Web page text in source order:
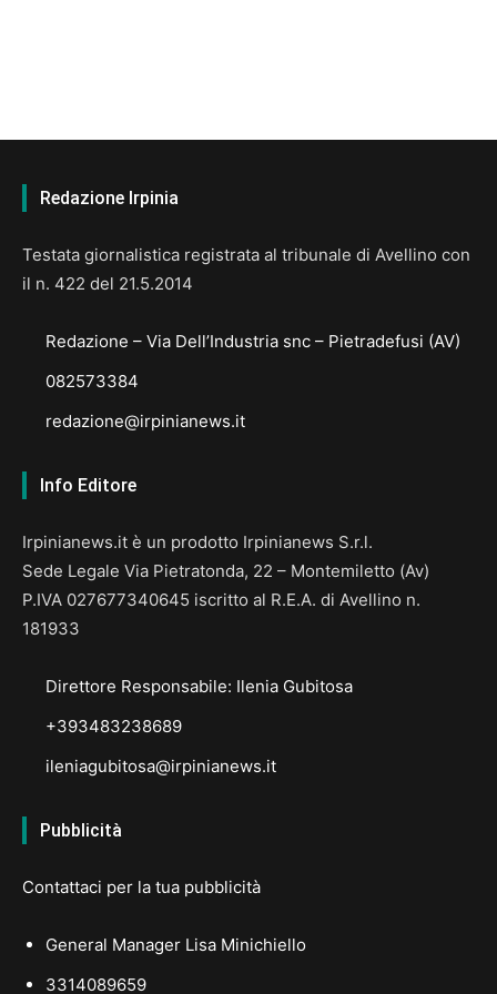
Redazione Irpinia
Testata giornalistica registrata al tribunale di Avellino con
il n. 422 del 21.5.2014
Redazione – Via Dell’Industria snc – Pietradefusi (AV)
082573384
redazione@irpinianews.it
Info Editore
Irpinianews.it è un prodotto Irpinianews S.r.l.
Sede Legale Via Pietratonda, 22 – Montemiletto (Av)
P.IVA 027677340645 iscritto al R.E.A. di Avellino n.
181933
Direttore Responsabile: Ilenia Gubitosa
+393483238689
ileniagubitosa@irpinianews.it
Pubblicità
Contattaci per la tua pubblicità
General Manager Lisa Minichiello
3314089659